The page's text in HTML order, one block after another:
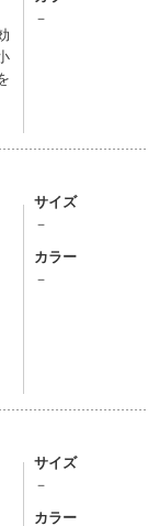
－
サイズ
－
カラー
－
サイズ
－
カラー